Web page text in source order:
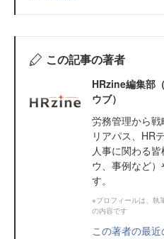
この記事の著者
HRzine編集部
ウブ）
労務管理から
リアパス、HR
人事に関わる
ウ、事例など
す。
※プロフィールは、執
の内容です
この著者の最